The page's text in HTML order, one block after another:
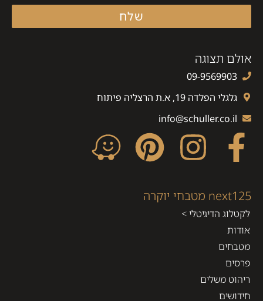
אולם תצוגה
09-9569903
גלגלי הפלדה 19, א.ת הרצליה פיתוח
info@schuller.co.il
next125 מטבחי יוקרה
לקטלוג הדיגיטלי >
אודות
מטבחים
פרסים
ריהוט משלים
חידושים
שלח